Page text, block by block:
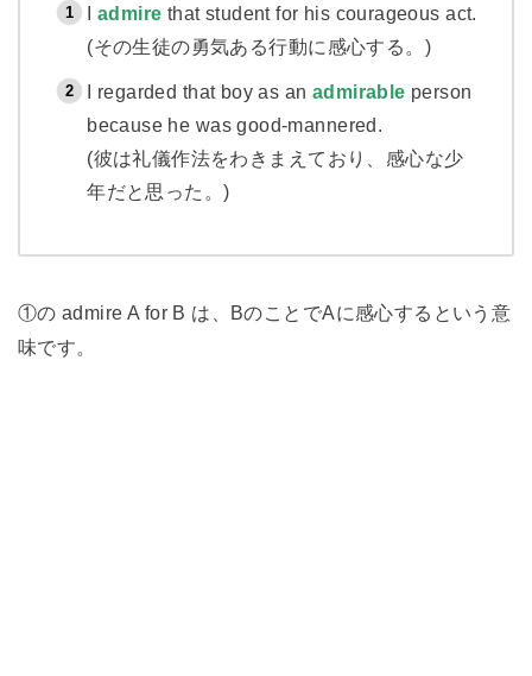
Iadmire that student for his courageous act.
(その生徒の勇気ある行動に感心する。)
I regarded that boy as an admirable person
because he was good-mannered.
(彼は礼儀作法をわきまえており、感心な少
年だと思った。)
①の admire A for B は、BのことでAに感心するという意
味です。